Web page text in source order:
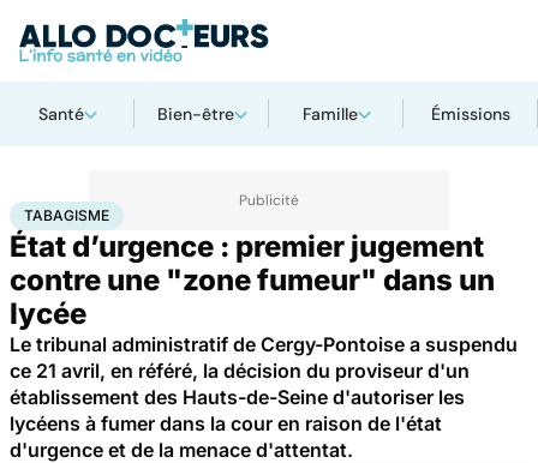
Santé Bien-être Famille Émissions
AccueilSanté Maladies Tabagisme
TABAGISME
État d’urgence : premier jugement
contre une "zone fumeur" dans un
lycée
Le tribunal administratif de Cergy-Pontoise a suspendu
ce 21 avril, en référé, la décision du proviseur d'un
établissement des Hauts-de-Seine d'autoriser les
lycéens à fumer dans la cour en raison de l'état
d'urgence et de la menace d'attentat.